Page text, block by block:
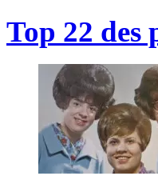
Top 22 des